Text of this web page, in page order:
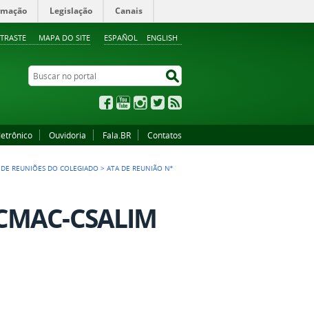
ESPAÑOL ENGLISH
MAPA DO SITE
Legislação Canais
Buscar no portal
FacebookYouTubeInstagram
Twitter
Ouvidoria Fala.BR Contatos
DE REUNIÕES DO COLEGIADO >ATA DE REUNIÃO Nº
CSALIM